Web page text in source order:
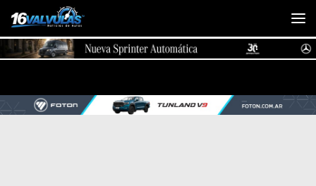
Saltar al contenido